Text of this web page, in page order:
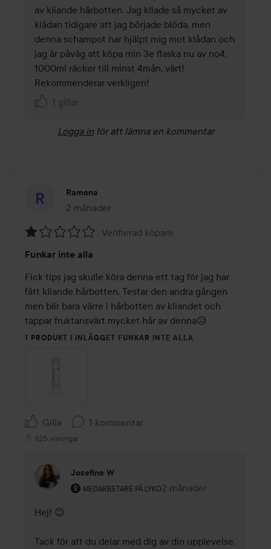
av kliande hårbotten. Jag kliade så mycket av
klådan tidigare att jag började blöda, men
denna schampot har hjälpt mig mot klådan och
jag är påväg att köpa min 3e flaska nu av no4.
1000ml räcker till minst 4mån, värt!
Rekommenderar verkligen!
1 gillar
Logga in för att lämna en kommentar
Ramona
2 månader
Inlägget skapades 2 månader
1
av
5
Verifierad köpare
Funkar inte alla
Fick tips jag skulle köra denna ett tag för jag har
fått kliande hårbotten. Testar den andra gången
men blir bara värre i hårbotten av kliandet och
tappar fruktansvärt mycket hår av denna😥
1 PRODUKT I INLÄGGET FUNKAR INTE ALLA
Gilla 1 kommentar
625 visningar
Josefine W
MEDARBETARE PÅ LYKO
Användarens roll: Medarbetare på Lyko.
2 månader
Kommentaren lades 2
Hej! 😊
Tack för att du delar med dig av din upplevelse.